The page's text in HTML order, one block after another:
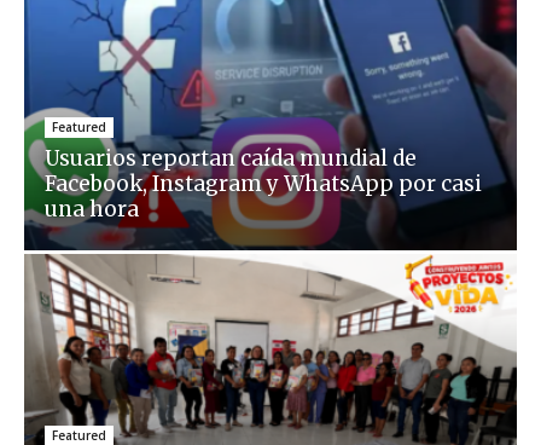
Featured
Usuarios reportan caída mundial de
Facebook, Instagram y WhatsApp por casi
una hora
Featured